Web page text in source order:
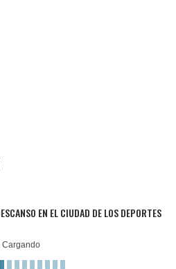
EN EL CIUDAD DE LOS DEPORTES